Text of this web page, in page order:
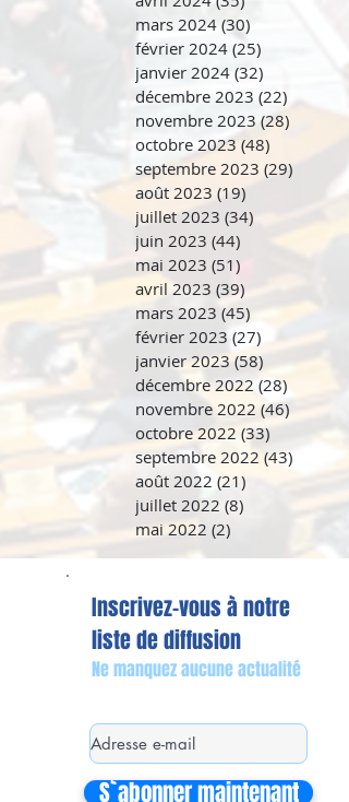
mars 2024 (30)
février 2024 (25)
janvier 2024 (32)
décembre 2023 (22)
novembre 2023 (28) 28 posts
octobre 2023 (48)
septembre 2023 (29)
août 2023 (19)
juillet 2023 (34)
juin 2023 (44)
mai 2023 (51)
avril 2023 (39)
mars 2023 (45) 45 posts
février 2023 (27)
janvier 2023 (58) 58 posts
décembre 2022 (28)
novembre 2022 (46)
octobre 2022 (33) 33 posts
septembre 2022 (43)
août 2022 (21)
juillet 2022 (8)
mai 2022 (2)
Inscrivez-vous à notre
liste de diffusion
Ne manquez aucune actualité
S`abonner maintenant